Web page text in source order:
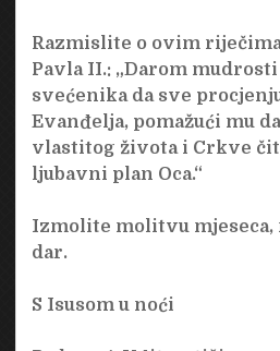
Razmislite o ovim
Pavla II.: „Darom
svećenika da sve
Evanđelja, pomažući mu
vlastitog života i Crkve
ljubavni plan Oca.“
Izmolite molitvu mjeseca,
dar.
S Isusom u noći